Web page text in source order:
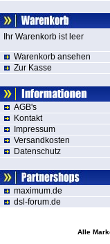
Ihr Warenkorb ist leer
Warenkorb ansehen
Zur Kasse
AGB's
Kontakt
Impressum
Versandkosten
Datenschutz
maximum.de
dsl-forum.de
Alle